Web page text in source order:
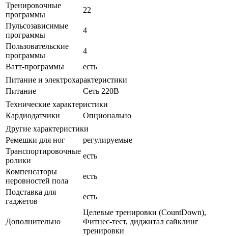
Тренировочные
программы
22
Пульсозависимые
программы
4
Пользовательские
программы
4
Ватт-программы
есть
Питание и электрохарактеристики
Питание
Сеть 220В
Технические характеристики
Кардиодатчики
Опционально
Другие характеристики
Ремешки для ног
регулируемые
Транспортировочные
ролики
есть
Компенсаторы
неровностей пола
есть
Подставка для
гаджетов
есть
Дополнительно
Целевые тренировки (CountDown),
Фитнес-тест, диджитал сайклинг
тренировки